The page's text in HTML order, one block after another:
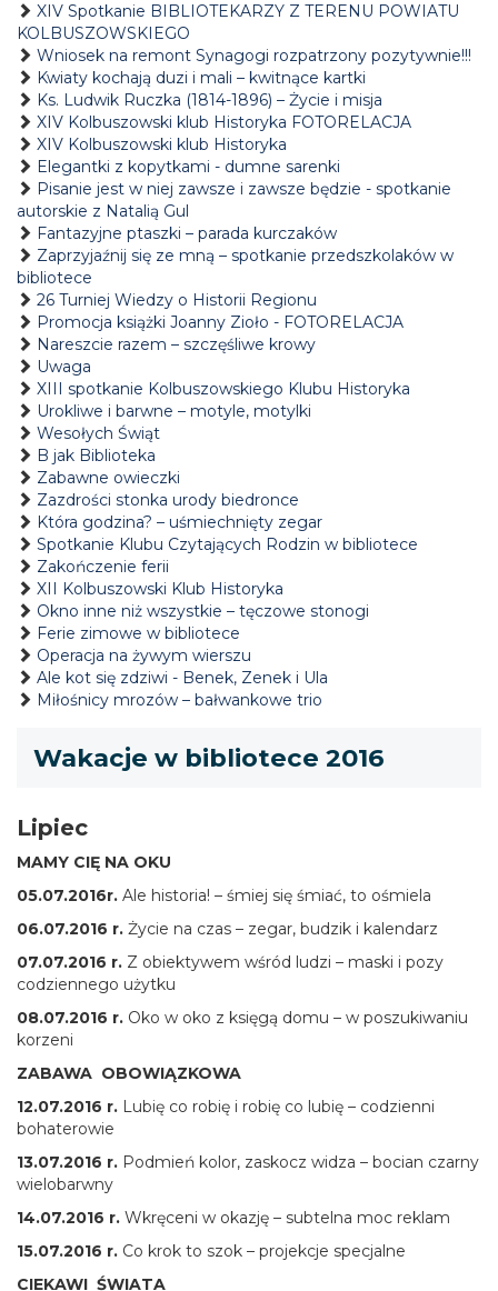
XIV Spotkanie BIBLIOTEKARZY Z TERENU POWIATU
KOLBUSZOWSKIEGO
Wniosek na remont Synagogi rozpatrzony pozytywnie!!!
Kwiaty kochają duzi i mali – kwitnące kartki
Ks. Ludwik Ruczka (1814-1896) – Życie i misja
XIV Kolbuszowski klub Historyka FOTORELACJA
XIV Kolbuszowski klub Historyka
Elegantki z kopytkami - dumne sarenki
Pisanie jest w niej zawsze i zawsze będzie - spotkanie
autorskie z Natalią Gul
Fantazyjne ptaszki – parada kurczaków
Zaprzyjaźnij się ze mną – spotkanie przedszkolaków w
bibliotece
26 Turniej Wiedzy o Historii Regionu
Promocja książki Joanny Zioło - FOTORELACJA
Nareszcie razem – szczęśliwe krowy
Uwaga
XIII spotkanie Kolbuszowskiego Klubu Historyka
Urokliwe i barwne – motyle, motylki
Wesołych Świąt
B jak Biblioteka
Zabawne owieczki
Zazdrości stonka urody biedronce
Która godzina? – uśmiechnięty zegar
Spotkanie Klubu Czytających Rodzin w bibliotece
Zakończenie ferii
XII Kolbuszowski Klub Historyka
Okno inne niż wszystkie – tęczowe stonogi
Ferie zimowe w bibliotece
Operacja na żywym wierszu
Ale kot się zdziwi - Benek, Zenek i Ula
Miłośnicy mrozów – bałwankowe trio
Wakacje w bibliotece 2016
Lipiec
MAMY CIĘ NA OKU
05.07.2016r. Ale historia! – śmiej się śmiać, to ośmiela
06.07.2016 r. Życie na czas – zegar, budzik i kalendarz
07.07.2016 r. Z obiektywem wśród ludzi – maski i pozy
codziennego użytku
08.07.2016 r. Oko w oko z księgą domu – w poszukiwaniu
korzeni
ZABAWA OBOWIĄZKOWA
12.07.2016 r. Lubię co robię i robię co lubię – codzienni
bohaterowie
13.07.2016 r. Podmień kolor, zaskocz widza – bocian czarny
wielobarwny
14.07.2016 r. Wkręceni w okazję – subtelna moc reklam
15.07.2016 r. Co krok to szok – projekcje specjalne
CIEKAWI ŚWIATA